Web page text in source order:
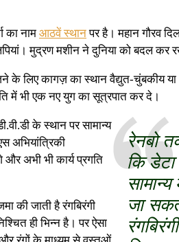
का नाम आठवें स्थानपर है। महान गौरव
मुद्रण मशीन ने दुनिया को बदल कर
लिए कागज़ का स्थान वैद्युत-चुंबकीय
में भी एक नए युग का सूत्रपात कर दे।
रेनबो
कि
जा
के स्थान पर सामान्य
अभियांत्रिकी
अभी भी कार्य प्रगति
की जाती है रंगबिरंगी
ही भिन्न है। पर ऐसा